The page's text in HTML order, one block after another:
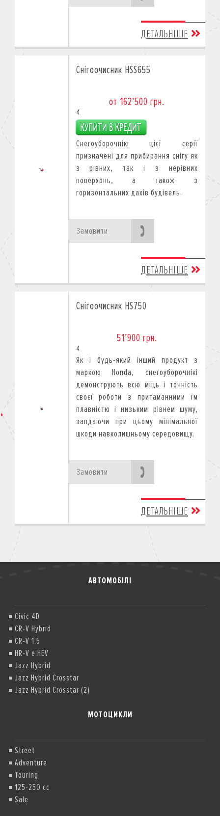
ДЕТАЛЬНІШЕ
Снігоочисник HSS655
от 162’500 грн.
4
Снегоуборочнікі цієї серії
призначені для прибирання снігу як
з рівних, так і з нерівних
поверхонь, а також з
горизонтальних дахів будівель.
Замовити
ДЕТАЛЬНІШЕ
Снігоочисник HS750
51’900 грн.
4
Як і будь-який інший продукт з
маркою Honda, снегоуборочнікі
демонструють всю міць і точність
своєї роботи з притаманними їм
плавністю і низьким рівнем шуму,
завдаючи при цьому мінімальної
шкоди навколишньому середовищу.
Замовити
ДЕТАЛЬНІШЕ
АВТОМОБІЛІ
Civic 4D
CR-V Hybrid
CR-V 1.5
HR-V e:HEV
Jazz Hybrid
Jazz Hybrid Crosstar
Jazz Hybrid Crosstar (2)
МОТОЦИКЛИ
Street
Adventure
Touring
125-250 cc
Sale